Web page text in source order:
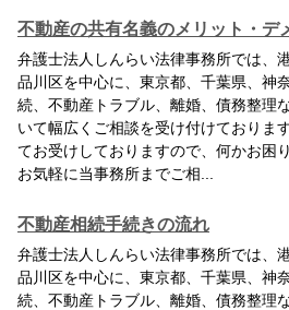
不動産の共有名義のメリット・デ
弁護士法人しんらい法律事務所では、
品川区を中心に、東京都、千葉県、神
続、不動産トラブル、離婚、債務整理
いて幅広くご相談を受け付けておりま
てお受けしておりますので、何かお困
お気軽に当事務所までご相...
不動産相続手続きの流れ
弁護士法人しんらい法律事務所では、
品川区を中心に、東京都、千葉県、神
続、不動産トラブル、離婚、債務整理